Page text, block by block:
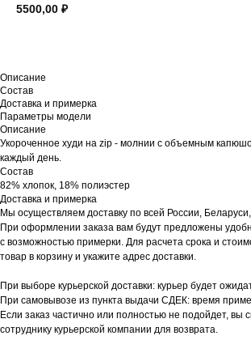
5500,00 ₽
Описание
Состав
Доставка и примерка
Параметры модели
Описание
Укороченное худи на zip - молнии с объемным
каждый день.
Состав
82% хлопок, 18% полиэстер
Доставка и примерка
Мы осуществляем доставку по всей России,
При оформлении заказа вам будут предложены
с возможностью примерки. Для расчета срока и
товар в корзину и укажите адрес доставки.
При выборе курьерской доставки: курьер будет
При самовывозе из пункта выдачи СДЕК: время
Если заказ частично или полностью не подойдет, вы
сотруднику курьерской компании для возврата.